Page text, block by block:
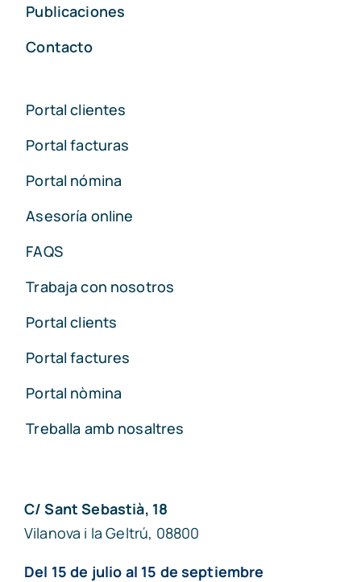
Publicaciones
Contacto
Portal clientes
Portal facturas
Portal nómina
Asesoría online
FAQS
Trabaja con nosotros
Portal clients
Portal factures
Portal nòmina
Treballa amb nosaltres
C/ Sant Sebastià, 18
Vilanova i la Geltrú, 08800
Del 15 de julio al 15 de septiembre